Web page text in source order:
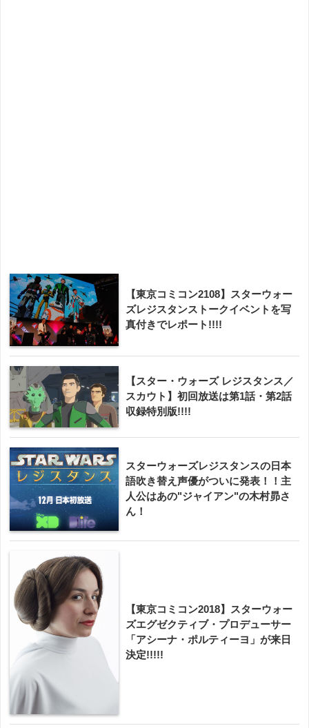
【東京コミコン2108】スターウォー
ズレジスタンストークイベントを写
真付きでレポート!!!!
【スター・ウォーズ レジスタンス／
スカウト】初回放送は第1話・第2話
収録特別版!!!!
スターウォーズレジスタンスの日本
語吹き替え声優がついに発表！！主
人公はあの"ジャイアン"の木村昴さ
ん！
【東京コミコン2018】スターウォー
ズエグゼクティブ・プロデューサー
「アシーナ・ポルティーヨ」が来日
決定!!!!!